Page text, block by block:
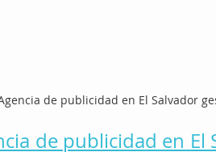
de publicidad en El Salvador
de publicidad en El